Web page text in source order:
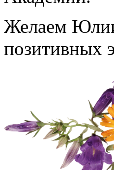
Желаем Юлии
позитивных